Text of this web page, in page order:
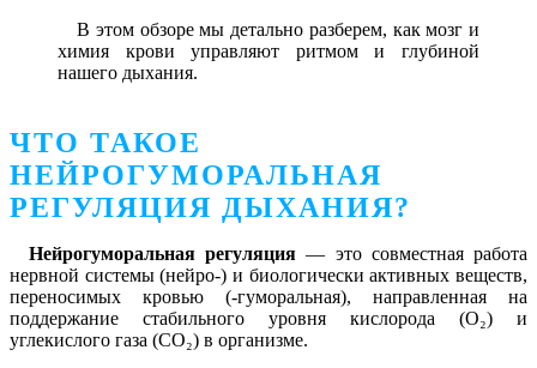
В этом обзоре мы детально разберем, как мозг и
химия крови управляют ритмом и глубиной
нашего дыхания.
ЧТО ТАКОЕ
НЕЙРОГУМОРАЛЬНАЯ
РЕГУЛЯЦИЯ ДЫХАНИЯ?
Нейрогуморальная регуляция — это совместная работа
нервной системы (нейро-) и биологически активных веществ,
переносимых кровью (-гуморальная), направленная на
поддержание стабильного уровня кислорода (O₂) и
углекислого газа (CO₂) в организме.